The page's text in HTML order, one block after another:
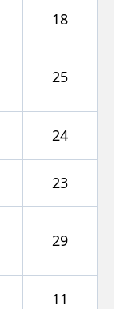
18
25
24
23
29
11